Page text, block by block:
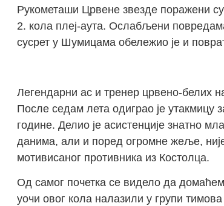
Рукометаши Црвене звезде поражени
2. кола плеј-аута. Ослабљени
сусрет у Шумицама обележио је и
Легендарни ас и тренер црвено-белих
После седам лета одиграо је утакмицу
године. Делио је асистенције знатно
данима, али и поред огромне жеље,
мотивисаног противника из Костолца.
Од самог почетка се видело да
уочи овог кола налазили у групи